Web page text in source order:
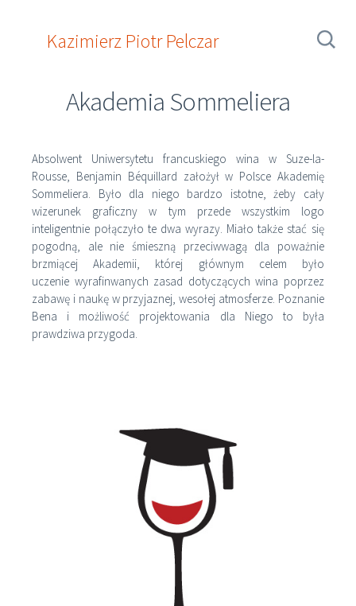
Kazimierz Piotr Pelczar
Kino
Portfolio
Loga
AUQUA
Kampanie reklamowe
Ursula Ray
Bols
Sommelier
Coca-Cola
PTU
Szpital ŚE
Warta
Hydrocentrum
IH UW
Szukaj:
Akademia Sommeliera
Absolwent Uniwersytetu francuskiego wina w Suze-la-
Rousse, Benjamin Béquillard założył w Polsce Akademię
Sommeliera. Było dla niego bardzo istotne, żeby cały
wizerunek graficzny w tym przede wszystkim logo
inteligentnie połączyło te dwa wyrazy. Miało także stać się
pogodną, ale nie śmieszną przeciwwagą dla poważnie
brzmiącej Akademii, której głównym celem było
uczenie wyrafinwanych zasad dotyczących wina poprzez
zabawę i naukę w przyjaznej, wesołej atmosferze. Poznanie
Bena i możliwość projektowania dla Niego to była
prawdziwa przygoda.